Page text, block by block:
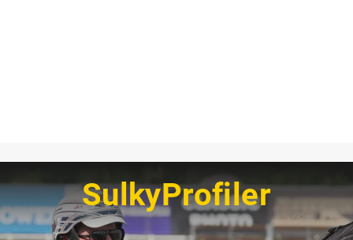
SulkyProfiler